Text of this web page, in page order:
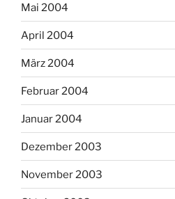
Mai 2004
April 2004
März 2004
Februar 2004
Januar 2004
Dezember 2003
November 2003